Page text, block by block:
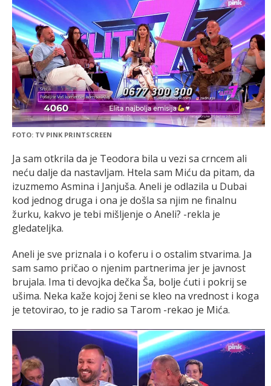
FOTO: TV PINK PRINTSCREEN
Ja sam otkrila da je Teodora bila u vezi sa crncem ali
neću dalje da nastavljam. Htela sam Miću da pitam, da
izuzmemo Asmina i Janjuša. Aneli je odlazila u Dubai
kod jednog druga i ona je došla sa njim ne finalnu
žurku, kakvo je tebi mišljenje o Aneli? -rekla je
gledateljka.
Aneli je sve priznala i o koferu i o ostalim stvarima. Ja
sam samo pričao o njenim partnerima jer je javnost
brujala. Ima ti devojka dečka Ša, bolje ćuti i pokrij se
ušima. Neka kaže kojoj ženi se kleo na vrednost i koga
je tetovirao, to je radio sa Tarom -rekao je Mića.